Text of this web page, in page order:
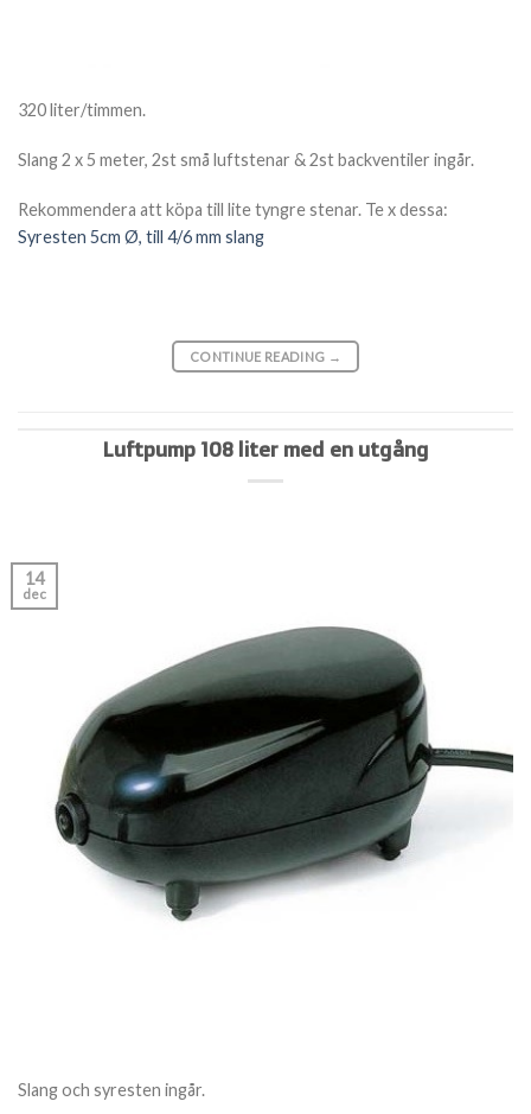
320 liter/timmen.
Slang 2 x 5 meter, 2st små luftstenar & 2st backventiler ingår.
Rekommendera att köpa till lite tyngre stenar. Te x dessa:
Syresten 5cm Ø, till 4/6 mm slang
CONTINUE READING →
Luftpump 108 liter med en utgång
14
dec
Slang och syresten ingår.